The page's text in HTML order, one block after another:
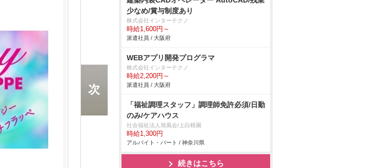
少なめ/賞与制度あり
株式会社インターテクノ
時給1,600円～
派遣社員 / 大阪府
WEBアプリ開発プログラマ
株式会社インターテクノ
時給2,200円～
派遣社員 / 大阪府
「福祉調理スタッフ」調理師免許必須/日勤
のみ/ケアハウス
社会福祉法人旭風会/上白根園
時給1,300円
アルバイト・パート / 神奈川県
続きはこちら